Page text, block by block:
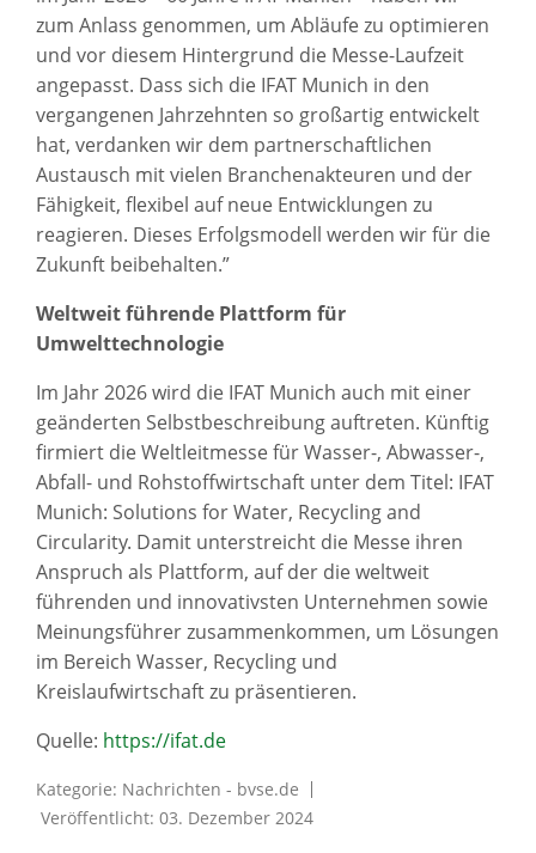
zum Anlass genommen, um Abläufe zu optimieren
und vor diesem Hintergrund die Messe-Laufzeit
angepasst. Dass sich die IFAT Munich in den
vergangenen Jahrzehnten so großartig entwickelt
hat, verdanken wir dem partnerschaftlichen
Austausch mit vielen Branchenakteuren und der
Fähigkeit, flexibel auf neue Entwicklungen zu
reagieren. Dieses Erfolgsmodell werden wir für die
Zukunft beibehalten.”
Weltweit führende Plattform für
Umwelttechnologie
Im Jahr 2026 wird die IFAT Munich auch mit einer
geänderten Selbstbeschreibung auftreten. Künftig
firmiert die Weltleitmesse für Wasser-, Abwasser-,
Abfall- und Rohstoffwirtschaft unter dem Titel: IFAT
Munich: Solutions for Water, Recycling and
Circularity. Damit unterstreicht die Messe ihren
Anspruch als Plattform, auf der die weltweit
führenden und innovativsten Unternehmen sowie
Meinungsführer zusammenkommen, um Lösungen
im Bereich Wasser, Recycling und
Kreislaufwirtschaft zu präsentieren.
Quelle: https://ifat.de
Kategorie: Nachrichten - bvse.de
Veröffentlicht: 03. Dezember 2024